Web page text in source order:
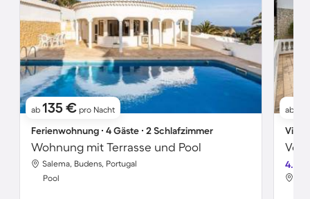
ab 135 € pro Nacht
Ferienwohnung ∙ 4 Gäste ∙ 2 Schlafzimmer
Wohnung mit Terrasse und Pool
Salema, Budens, Portugal
Pool
ab
Villa
4.5